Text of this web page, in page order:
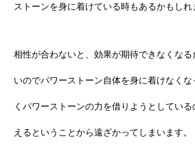
ストーンを身に着けている時もあるかもしれ
相性が合わないと、効果が期待できなくな
いのでパワーストーン自体を身に着けなく
くパワーストーンの力を借りようとしてい
えるということから遠ざかってしまいます。